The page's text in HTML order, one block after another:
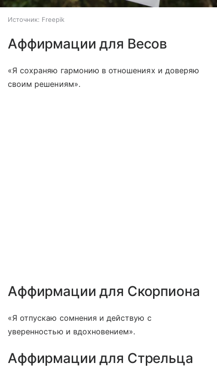
Источник: Freepik
Аффирмации для Весов
«Я сохраняю гармонию в отношениях и доверяю
своим решениям».
Аффирмации для Скорпиона
«Я отпускаю сомнения и действую с
уверенностью и вдохновением».
Аффирмации для Стрельца